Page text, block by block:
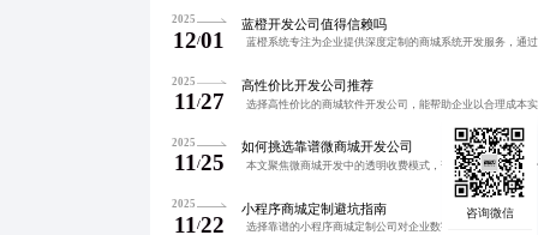
2025
12/01
蓝橙开发公司值得信赖吗
2025
11 /27
高性价比开发公司推荐
2025
11/25
如何挑选靠谱微商城开发公司
2025
11 /22
小程序商城定制避坑指南